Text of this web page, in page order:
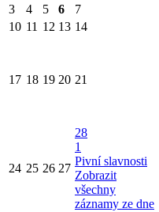
3 4 5 6 7
10 11 12 13 14
17 18 19 20 21
24 25 26 27
28
1
Pivní slavnosti
Zobrazit
všechny
záznamy ze dne